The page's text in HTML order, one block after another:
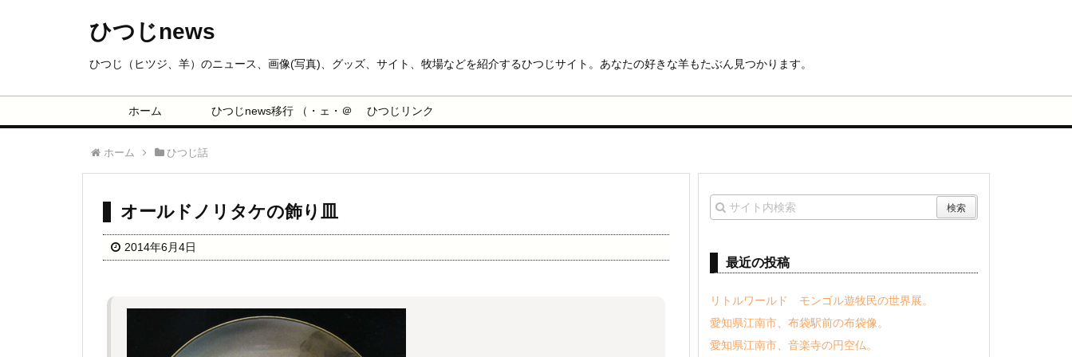
ひつじnews
ひつじ（ヒツジ、羊）のニュース、画像(写真)、グッズ、サイト、牧場などを紹介するひつじサイト。あなたの好きな羊もたぶん見つかります。
ホーム ひつじnews移行 （・ェ・＠ ひつじリンク
ホーム ひつじ話
オールドノリタケの飾り皿
2014年6月4日
最近の投稿
リトルワールド モンゴル遊牧民の世界展。
愛知県江南市、布袋駅前の布袋像。
愛知県江南市、音楽寺の円空仏。